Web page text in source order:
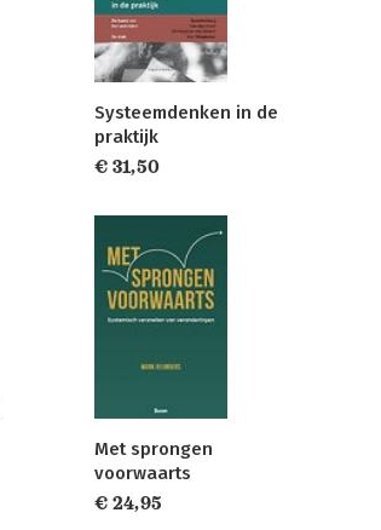
Systeemdenken in de
praktijk
€ 31,50
Met sprongen
voorwaarts
€ 24,95